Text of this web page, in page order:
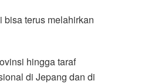
terus melahirkan
hingga taraf
di Jepang dan di